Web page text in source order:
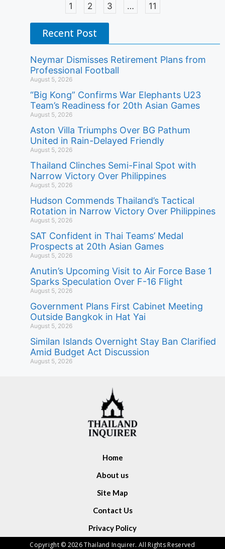
1 2 3 … 11
Recent Post
Neymar Dismisses Retirement Plans from
Professional Football
August 5, 2026
“Big Kong” Confirms War Elephants U23
Team’s Readiness for 20th Asian Games
August 5, 2026
Aston Villa Triumphs Over BG Pathum
United in Rain-Delayed Friendly
August 5, 2026
Thailand Clinches Semi-Final Spot with
Narrow Victory Over Philippines
August 5, 2026
Hudson Commends Thailand’s Tactical
Rotation in Narrow Victory Over Philippines
August 5, 2026
SAT Confident in Thai Teams’ Medal
Prospects at 20th Asian Games
August 5, 2026
Anutin’s Upcoming Visit to Air Force Base 1
Sparks Speculation Over F-16 Flight
August 5, 2026
Government Plans First Cabinet Meeting
Outside Bangkok in Hat Yai
August 5, 2026
Similan Islands Overnight Stay Ban Clarified
Amid Budget Act Discussion
August 5, 2026
Home
About us
Site Map
Contact Us
Privacy Policy
Copyright © 2026 Thailand Inquirer. All Rights Reserved